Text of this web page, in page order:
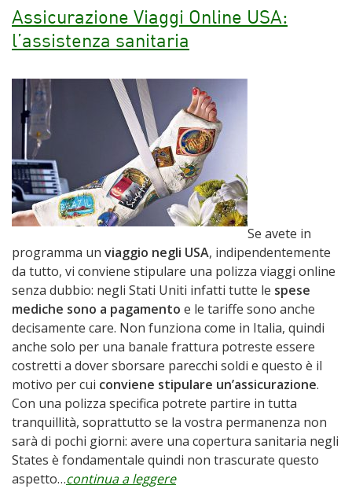
Assicurazione Viaggi Online USA:
l’assistenza sanitaria
Se avete in
programma un viaggio negli USA, indipendentemente
da tutto, vi conviene stipulare una polizza viaggi online
senza dubbio: negli Stati Uniti infatti tutte le spese
mediche sono a pagamento e le tariffe sono anche
decisamente care. Non funziona come in Italia, quindi
anche solo per una banale frattura potreste essere
costretti a dover sborsare parecchi soldi e questo è il
motivo per cui conviene stipulare un’assicurazione.
Con una polizza specifica potrete partire in tutta
tranquillità, soprattutto se la vostra permanenza non
sarà di pochi giorni: avere una copertura sanitaria negli
States è fondamentale quindi non trascurate questo
aspetto…continua a leggere